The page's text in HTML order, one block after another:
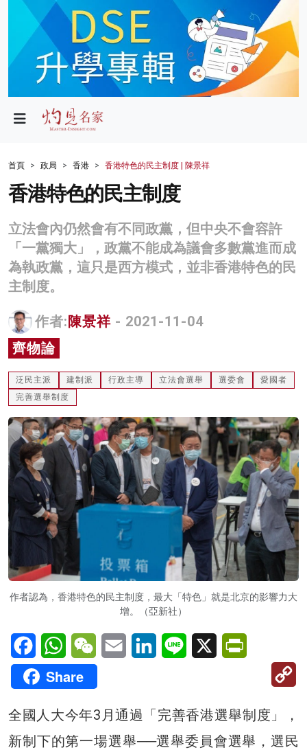
政局
財經
生活
商業
科技
名家榜
灼見活動
關於我們
首頁 政局 香港 香港特色的民主制度 | 陳景祥
香港特色的民主制度
立法會內仍然會有不同政黨，但中央不會容許
「一黨獨大」，政黨不能成為議會多數黨進而成
為執政黨，這只是西方模式，並非香港特色的民
主制度。
作者: 陳景祥 - 2021-11-04
齊物論
泛民主派 建制派 行政主導 立法會選舉 選委會
愛國者
完善選舉制度
作者認為，香港特色的民主制度，最大「特色」就是北京的影響力大
增。（亞新社）
FacebookWhatsAppWeChatEmail LinkedInLine X
Share
全國人大今年3月通過「完善香港選舉制度」，
新制下的第一場選舉──選舉委員會選舉，選民